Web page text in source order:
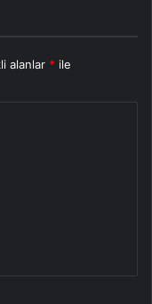
alanlar * ile